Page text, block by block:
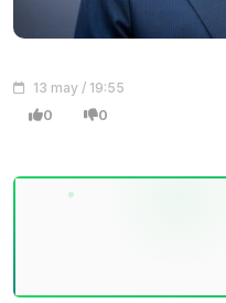
13 may / 19:55
0 0